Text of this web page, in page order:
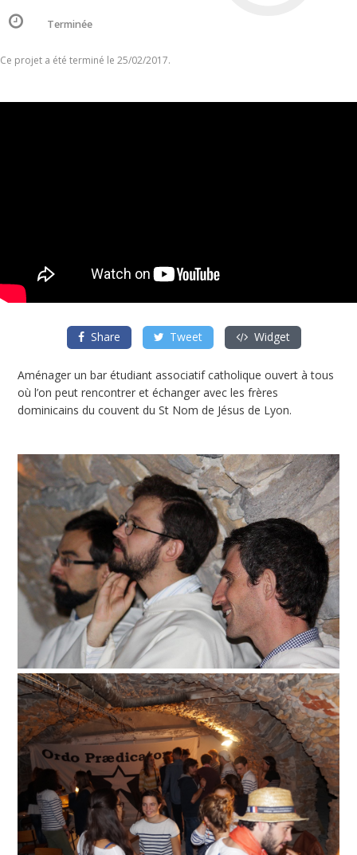
Terminée
Ce projet a été terminé le 25/02/2017.
Share Tweet Widget
Aménager un bar étudiant associatif catholique ouvert à tous
où l’on peut rencontrer et échanger avec les frères
dominicains du couvent du St Nom de Jésus de Lyon.